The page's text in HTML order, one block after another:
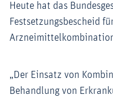
Heute hat das
Festsetzungsbescheid
„Der Einsatz von
Behandlung von